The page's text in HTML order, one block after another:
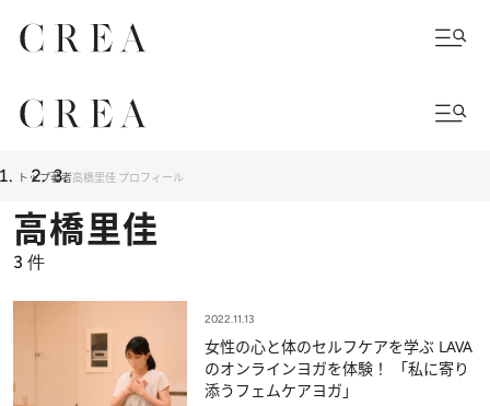
トップ著者高橋里佳 プロフィール
高橋里佳
3 件
2022.11.13
女性の心と体のセルフケアを学ぶ LAVA
のオンラインヨガを体験！ 「私に寄り
添うフェムケアヨガ」